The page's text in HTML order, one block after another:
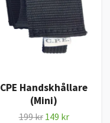
CPE Handskhållare
(Mini)
199 kr 149 kr